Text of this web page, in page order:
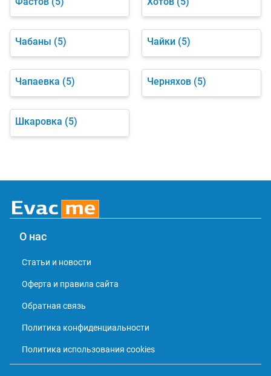
Чабаны (5) Чайки (5)
Чапаевка (5) Черняхов (5)
Шкаровка (5)
О нас
Статьи и новости
Оферта и правила сайта
Обратная связь
Политика конфиденциальности
Политика использования cookies